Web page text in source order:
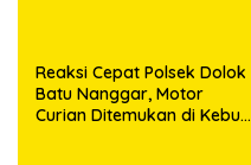
Reaksi Cepat Polsek Dolok
Batu Nanggar, Motor
Curian Ditemukan di Kebun